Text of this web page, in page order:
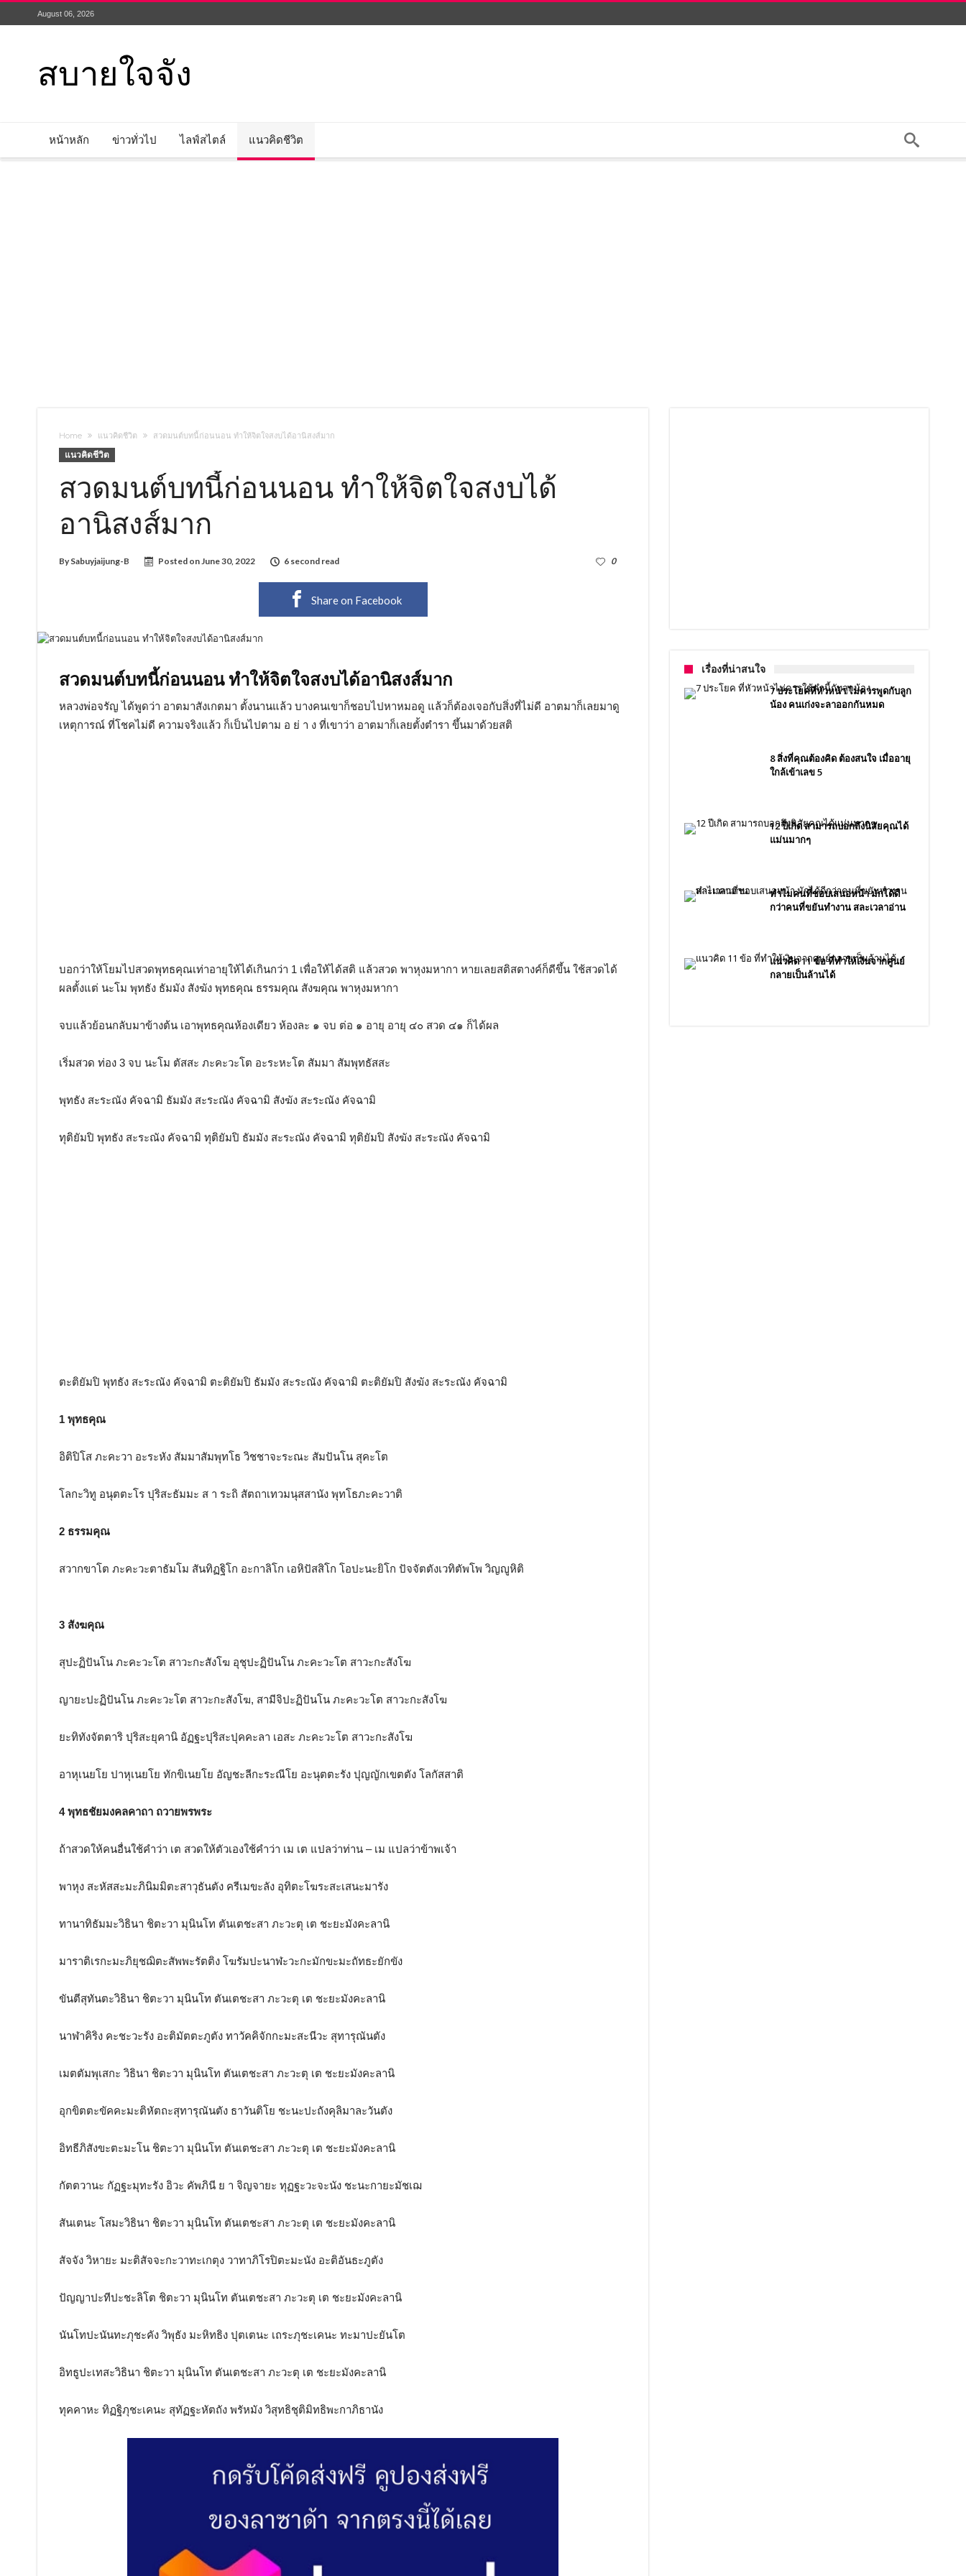
August 06, 2026
สบายใจจัง
หน้าหลัก ข่าวทั่วไป ไลฟ์สไตล์ แนวคิดชีวิต
Home แนวคิดชีวิต สวดมนต์บทนี้ก่อนนอน ทำให้จิตใจสงบได้อานิสงส์มาก
แนวคิดชีวิต
สวดมนต์บทนี้ก่อนนอน ทำให้จิตใจสงบได้
อานิสงส์มาก
By Sabuyjaijung-B Posted onJune 30, 2022 6 second read 0
Share on Facebook
สวดมนต์บทนี้ก่อนนอน ทำให้จิตใจสงบได้อานิสงส์มาก
หลวงพ่อจรัญ ได้พูดว่า อาตมาสังเกตมา ตั้งนานแล้ว บางคนเขาก็ชอบไปหาหมอดู แล้วก็ต้องเจอกับสิ่งที่ไม่ดี อาตมาก็เลยมาดู
เหตุการณ์ ที่โชคไม่ดี ความจริงแล้ว ก็เป็นไปตาม อ ย่ า ง ที่เขาว่า อาตมาก็เลยตั้งตำรา ขึ้นมาด้วยสติ
บอกว่าให้โยมไปสวดพุทธคุณเท่าอายุให้ได้เกินกว่า 1 เพื่อให้ได้สติ แล้วสวด พาหุงมหากา หายเลยสติสตางค์ก็ดีขึ้น ใช้สวดได้
ผลตั้งแต่ นะโม พุทธัง ธัมมัง สังฆัง พุทธคุณ ธรรมคุณ สังฆคุณ พาหุงมหากา
จบแล้วย้อนกลับมาข้างต้น เอาพุทธคุณห้องเดียว ห้องละ ๑ จบ ต่อ ๑ อายุ อายุ ๔๐ สวด ๔๑ ก็ได้ผล
เริ่มสวด ท่อง 3 จบ นะโม ตัสสะ ภะคะวะโต อะระหะโต สัมมา สัมพุทธัสสะ
พุทธัง สะระณัง คัจฉามิ ธัมมัง สะระณัง คัจฉามิ สังฆัง สะระณัง คัจฉามิ
ทุติยัมปิ พุทธัง สะระณัง คัจฉามิ ทุติยัมปิ ธัมมัง สะระณัง คัจฉามิ ทุติยัมปิ สังฆัง สะระณัง คัจฉามิ
ตะติยัมปิ พุทธัง สะระณัง คัจฉามิ ตะติยัมปิ ธัมมัง สะระณัง คัจฉามิ ตะติยัมปิ สังฆัง สะระณัง คัจฉามิ
1 พุทธคุณ
อิติปิโส ภะคะวา อะระหัง สัมมาสัมพุทโธ วิชชาจะระณะ สัมปันโน สุคะโต
โลกะวิทู อนุตตะโร ปุริสะธัมมะ ส า ระถิ สัตถาเทวมนุสสานัง พุทโธภะคะวาติ
2 ธรรมคุณ
สวากขาโต ภะคะวะตาธัมโม สันทิฏฐิโก อะกาลิโก เอหิปัสสิโก โอปะนะยิโก ปัจจัตตังเวทิตัพโพ วิญญูหิติ
3 สังฆคุณ
สุปะฏิปันโน ภะคะวะโต สาวะกะสังโฆ อุชุปะฏิปันโน ภะคะวะโต สาวะกะสังโฆ
ญายะปะฏิปันโน ภะคะวะโต สาวะกะสังโฆ, สามีจิปะฏิปันโน ภะคะวะโต สาวะกะสังโฆ
ยะทิทังจัตตาริ ปุริสะยุคานิ อัฏฐะปุริสะปุคคะลา เอสะ ภะคะวะโต สาวะกะสังโฆ
อาหุเนยโย ปาหุเนยโย ทักขิเนยโย อัญชะลีกะระณีโย อะนุตตะรัง ปุญญักเขตตัง โลกัสสาติ
4 พุทธชัยมงคลคาถา ถวายพรพระ
ถ้าสวดให้คนอื่นใช้คำว่า เต สวดให้ตัวเองใช้คำว่า เม เต แปลว่าท่าน – เม แปลว่าข้าพเจ้า
พาหุง สะหัสสะมะภินิมมิตะสาวุธันตัง ครีเมขะลัง อุทิตะโฆระสะเสนะมารัง
ทานาทิธัมมะวิธินา ชิตะวา มุนินโท ตันเตชะสา ภะวะตุ เต ชะยะมังคะลานิ
มาราติเรกะมะภิยุชฌิตะสัพพะรัตติง โฆรัมปะนาฬะวะกะมักขะมะถัทธะยักขัง
ขันตีสุทันตะวิธินา ชิตะวา มุนินโท ตันเตชะสา ภะวะตุ เต ชะยะมังคะลานิ
นาฬาคิริง คะชะวะรัง อะติมัตตะภูตัง ทาวัคคิจักกะมะสะนีวะ สุทารุณันตัง
เมตตัมพุเสกะ วิธินา ชิตะวา มุนินโท ตันเตชะสา ภะวะตุ เต ชะยะมังคะลานิ
อุกขิตตะขัคคะมะติหัตถะสุทารุณันตัง ธาวันติโย ชะนะปะถังคุลิมาละวันตัง
อิทธีภิสังขะตะมะโน ชิตะวา มุนินโท ตันเตชะสา ภะวะตุ เต ชะยะมังคะลานิ
กัตตวานะ กัฏฐะมุทะรัง อิวะ คัพภินี ย า จิญจายะ ทุฏฐะวะจะนัง ชะนะกายะมัชเฌ
สันเตนะ โสมะวิธินา ชิตะวา มุนินโท ตันเตชะสา ภะวะตุ เต ชะยะมังคะลานิ
สัจจัง วิหายะ มะติสัจจะกะวาทะเกตุง วาทาภิโรปิตะมะนัง อะติอันธะภูตัง
ปัญญาปะทีปะชะลิโต ชิตะวา มุนินโท ตันเตชะสา ภะวะตุ เต ชะยะมังคะลานิ
นันโทปะนันทะภุชะคัง วิพุธัง มะหิทธิง ปุตเตนะ เถระภุชะเคนะ ทะมาปะยันโต
อิทธูปะเทสะวิธินา ชิตะวา มุนินโท ตันเตชะสา ภะวะตุ เต ชะยะมังคะลานิ
ทุคคาหะ ทิฏฐิภุชะเคนะ สุทัฏฐะหัตถัง พรัหมัง วิสุทธิชุติมิทธิพะกาภิธานัง
เรื่องที่น่าสนใจ
7 ประโยคที่หัวหน้า ไม่ควรพูดกับลูก
น้อง คนเก่งจะลาออกกันหมด
8 สิ่งที่คุณต้องคิด ต้องสนใจ เมื่ออายุ
ใกล้เข้าเลข 5
12 ปีเกิด สามารถบอกถึงนิสัยคุณได้
แม่นมากๆ
ทำไมคนที่ชอบเสนอหน้า มักได้ดี
กว่าคนที่ขยันทำงาน สละเวลาอ่าน
แนวคิด 11 ข้อ ที่ทำให้เงินจากศูนย์
กลายเป็นล้านได้